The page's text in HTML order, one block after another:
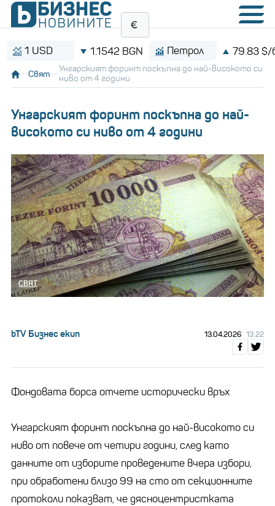
USD 1.1542 BGN Петрол 79.83 $/
Свят
Унгарският форинт поскъпна до най-високото си
ниво от 4 години
Унгарският форинт поскъпна до най-
високото си ниво от 4 години
СВЯТ
bTV Бизнес екип 13.04.2026 13:22
Фондовата борса отчете исторически връх
Унгарският форинт поскъпна до най-високото си
ниво от повече от четири години, след като
данните от изборите проведените вчера избори,
при обработени близо 99 на сто от секционните
протоколи показват, че дясноцентристката